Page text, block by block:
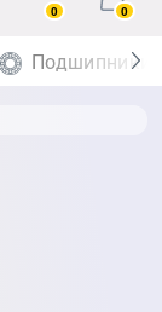
0 0
Подшипники